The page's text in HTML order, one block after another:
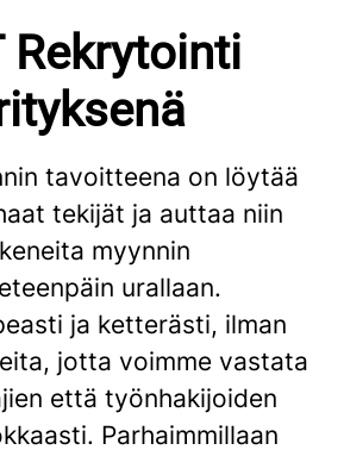
Rekrytointi
tavoitteena on löytää
tekijät ja auttaa niin
myynnin
urallaan.
ja ketterästi, ilman
jotta voimme vastata
että työnhakijoiden
Parhaimmillaan